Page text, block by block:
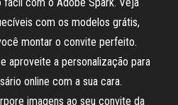
com os modelos grátis,
montar o convite perfeito.
aproveite a personalização para
online com a sua cara.
imagens ao seu convite da